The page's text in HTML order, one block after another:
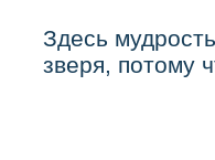
Здесь
зверя, потому